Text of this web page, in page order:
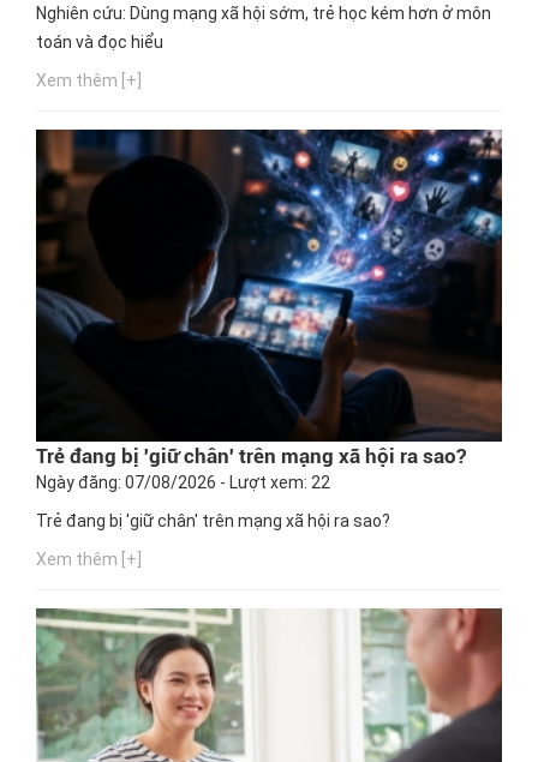
Nghiên cứu: Dùng mạng xã hội sớm, trẻ học kém hơn ở môn
toán và đọc hiểu
Xem thêm [+]
Trẻ đang bị 'giữ chân' trên mạng xã hội ra sao?
Ngày đăng: 07/08/2026 - Lượt xem: 22
Trẻ đang bị 'giữ chân' trên mạng xã hội ra sao?
Xem thêm [+]